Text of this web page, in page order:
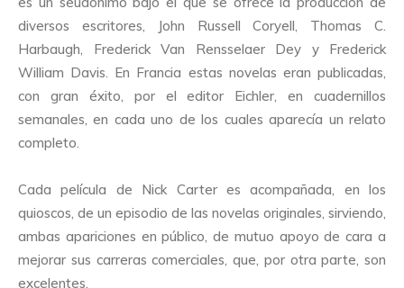
diversos escritores, John Russell Coryell, Thomas C.
Harbaugh, Frederick Van Rensselaer Dey y Frederick
William Davis. En Francia estas novelas eran publicadas,
con gran éxito, por el editor Eichler, en cuadernillos
semanales, en cada uno de los cuales aparecía un relato
completo.
Cada película de Nick Carter es acompañada, en los
quioscos, de un episodio de las novelas originales, sirviendo,
ambas apariciones en público, de mutuo apoyo de cara a
mejorar sus carreras comerciales, que, por otra parte, son
excelentes.